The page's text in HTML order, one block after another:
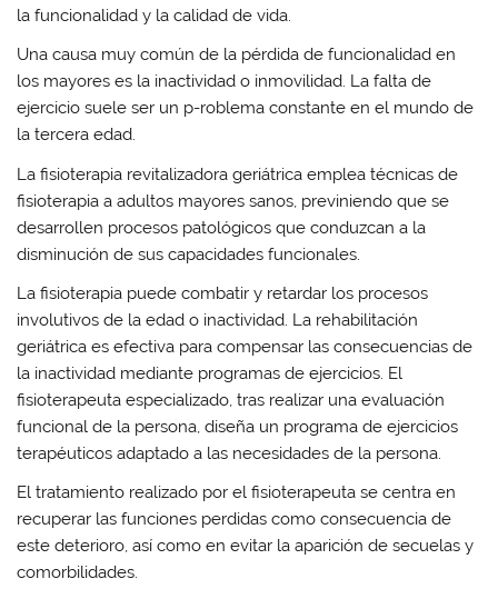
la funcionalidad y la calidad de vida.
Una causa muy común de la pérdida de funcionalidad en
los mayores es la inactividado inmovilidad. La falta de
ejercicio suele ser un p-roblema constante en el mundo de
la tercera edad.
Lafisioterapia revitalizadora geriátrica emplea técnicas de
fisioterapia a adultos mayores sanos, previniendo que se
desarrollen procesos patológicos que conduzcan a la
disminución de sus capacidades funcionales.
La fisioterapia puedecombatir y retardar los procesos
involutivos de la edad o inactividad. La rehabilitación
geriátrica es efectiva para compensar las consecuencias de
la inactividad mediante programas de ejercicios. El
fisioterapeuta especializado, tras realizar una evaluación
funcional de la persona, diseña un programa de ejercicios
terapéuticos adaptado a las necesidades de la persona.
El tratamiento realizado por el fisioterapeuta se centra en
recuperar las funciones perdidas como consecuencia de
este deterioro, así como enevitar la aparición de secuelas y
comorbilidades.